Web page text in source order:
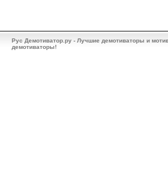
Рус Демотиватор.ру - Лучшие демотиваторы и
демотиваторы!